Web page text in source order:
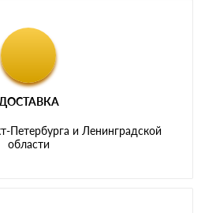
ДОСТАВКА
Петербурга и Ленинградской
области